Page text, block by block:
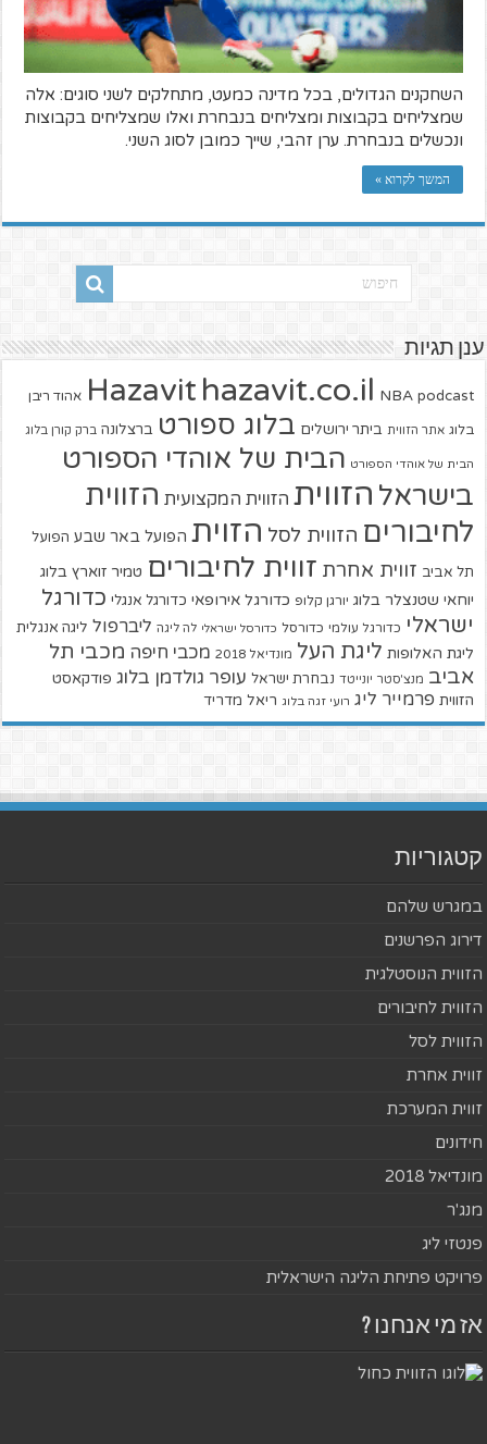
השחקנים הגדולים, בכל מדינה כמעט, מתחלקים לשני סוגים: אלה
שמצליחים בקבוצות ומצליחים בנבחרת ואלו שמצליחים בקבוצות
ונכשלים בנבחרת. ערן זהבי, שייך כמובן לסוג השני.
המשך לקרוא »
ענן תגיות
Hazavit hazavit.co.il NBA podcast אהוד ריבן
בלוג אתר הזווית ביתר ירושלים בלוג ספורט ברצלונה ברק קורן בלוג
הבית של אוהדי הספורט הבית של אוהדי הספורט
בישראל הזווית הזווית המקצועית הזווית
לחיבורים הזווית לסל הזוית הפועל באר שבע הפועל
תל אביב זווית אחרת זווית לחיבורים טמיר זוארץ בלוג
יוחאי שטנצלר בלוג יורגן קלופ כדורגל אירופאי כדורגל אנגלי כדורגל
ישראלי כדורגל עולמי כדורסל כדורסל ישראלי לה ליגה ליברפול ליגה אנגלית
ליגת האלופות ליגת העל מונדיאל 2018 מכבי חיפה מכבי תל
אביב מנצ'סטר יונייטד נבחרת ישראל עופר גולדמן בלוג פודקאסט
הזווית פרמייר ליג רועי זגה בלוג ריאל מדריד
קטגוריות
במגרש שלהם
דירוג הפרשנים
הזווית הנוסטלגית
הזווית לחיבורים
הזווית לסל
זווית אחרת
זווית המערכת
חידונים
מונדיאל 2018
מנג'ר
פנטזי ליג
פרויקט פתיחת הליגה הישראלית
אז מי אנחנו ?